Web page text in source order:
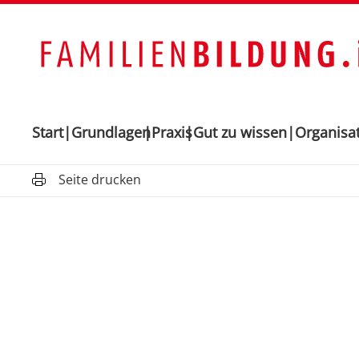
Start GrundlagenPraxisGut zu wissen
Seite drucken